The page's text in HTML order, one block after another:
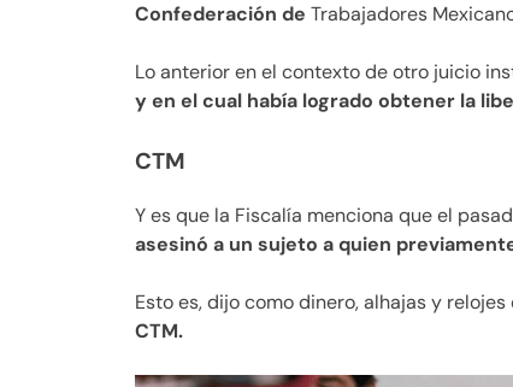
Confederación de Trabajadores
Lo anterior en el contexto de otro juicio
y en el cual había logrado obtener la
CTM
Y es que la Fiscalía menciona que el
asesinó a un sujeto a quien
Esto es, dijo como dinero, alhajas y
CTM.